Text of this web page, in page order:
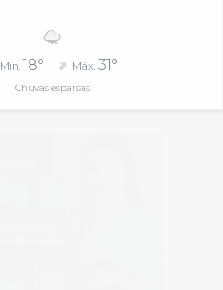
Mín. 18° Máx.31°
Chuvas esparsas